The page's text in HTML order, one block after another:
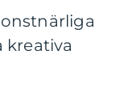
kreativa